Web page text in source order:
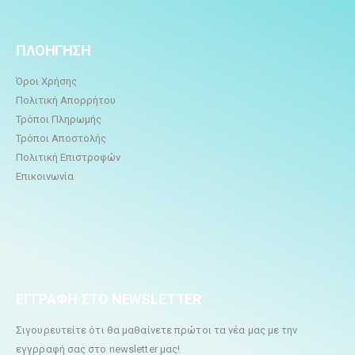
ΠΛΟΗΓΗΣΗ
Όροι Χρήσης
Πολιτική Απορρήτου
Τρόποι Πληρωμής
Τρόποι Αποστολής
Πολιτική Επιστροφών
Επικοινωνία
ΕΓΓΡΑΦΗ ΣΤΟ NEWSLETTER
Σιγουρευτείτε ότι θα μαθαίνετε πρώτοι τα νέα μας με την
εγγρραφή σας στο newsletter μας!